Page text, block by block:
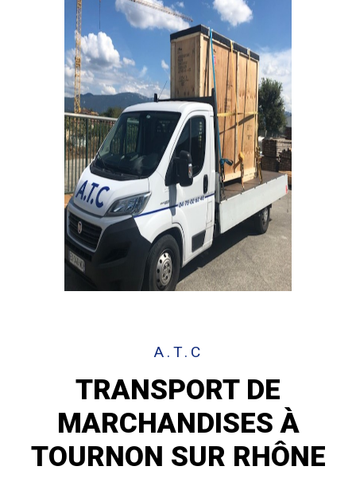
A.T.C
TRANSPORT DE
MARCHANDISES À
TOURNON SUR RHÔNE